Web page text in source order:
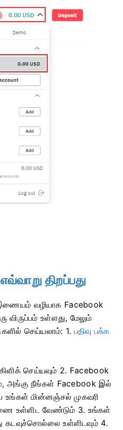
திறப்பது
வழியாக Facebook
விருப்பம் உள்ளது, மேலும்
செய்யலாம்: 1. பதிவு பக்க
செய்யவும் 2. Facebook
அங்கு நீங்கள் Facebook இல்
உங்கள் மின்னஞ்சல் முகவரி
உள்ளிட வேண்டும் 3. உங்கள்
கடவுச்சொல்லை உள்ளிடவும் 4.